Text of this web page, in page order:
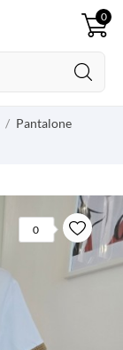
0
Pantalone
0